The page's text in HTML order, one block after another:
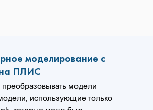
моделирование с
ПЛИС
модели
использующие только